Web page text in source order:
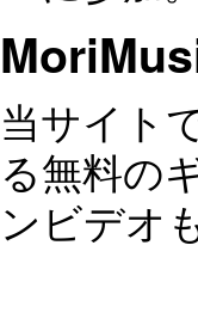
当サイト
る無料の
ンビデオ